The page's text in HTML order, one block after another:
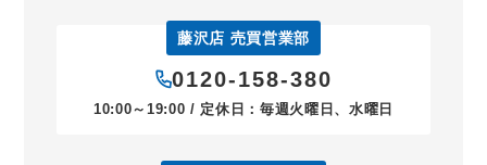
藤沢店 売買営業部
0120-158-380
10:00～19:00 / 定休日：毎週火曜日、水曜日